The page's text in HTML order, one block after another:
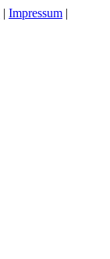
| Impressum |